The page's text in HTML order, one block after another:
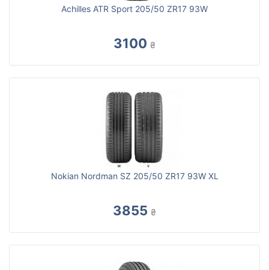
Achilles ATR Sport 205/50 ZR17 93W
3100 ₴
Nokian Nordman SZ 205/50 ZR17 93W XL
3855 ₴